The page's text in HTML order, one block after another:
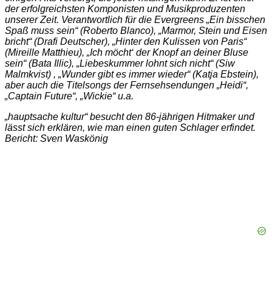
der erfolgreichsten Komponisten und Musikproduzenten
unserer Zeit. Verantwortlich für die Evergreens „Ein bisschen
Spaß muss sein“ (Roberto Blanco), „Marmor, Stein und Eisen
bricht“ (Drafi Deutscher), „Hinter den Kulissen von Paris“
(Mireille Matthieu), „Ich möcht‘ der Knopf an deiner Bluse
sein“ (Bata Illic), „Liebeskummer lohnt sich nicht“ (Siw
Malmkvist) , „Wunder gibt es immer wieder“ (Katja Ebstein),
aber auch die Titelsongs der Fernsehsendungen „Heidi“,
„Captain Future“, „Wickie“ u.a.
„hauptsache kultur“ besucht den 86-jährigen Hitmaker und
lässt sich erklären, wie man einen guten Schlager erfindet.
Bericht: Sven Waskönig